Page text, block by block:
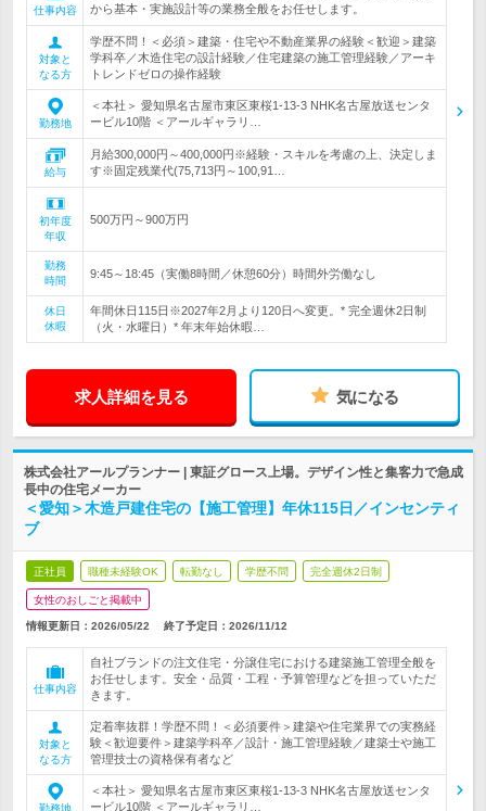
仕事内容
から基本・実施設計等の業務全般をお任せします。
対象と
なる方
学歴不問！＜必須＞建築・住宅や不動産業界の経験＜歓迎＞建築
学科卒／木造住宅の設計経験／住宅建築の施工管理経験／アーキ
トレンドゼロの操作経験
勤務地
＜本社＞ 愛知県名古屋市東区東桜1-13-3 NHK名古屋放送センタ
ービル10階 ＜アールギャラリ…
給与
月給300,000円～400,000円※経験・スキルを考慮の上、決定しま
す※固定残業代(75,713円～100,91…
初年度
年収
500万円～900万円
勤務
時間
9:45～18:45（実働8時間／休憩60分）時間外労働なし
休日
休暇
年間休日115日※2027年2月より120日へ変更。* 完全週休2日制
（火・水曜日）* 年末年始休暇…
求人詳細を見る 気になる
株式会社アールプランナー | 東証グロース上場。デザイン性と集客力で急成
長中の住宅メーカー
＜愛知＞木造戸建住宅の【施工管理】年休115日／インセンティ
ブ
正社員 職種未経験OK 転勤なし 学歴不問 完全週休2日制
女性のおしごと掲載中
情報更新日：2026/05/22 終了予定日： 2026/11/12
仕事内容
自社ブランドの注文住宅・分譲住宅における建築施工管理全般を
お任せします。安全・品質・工程・予算管理などを担っていただ
きます。
対象と
なる方
定着率抜群！学歴不問！＜必須要件＞建築や住宅業界での実務経
験＜歓迎要件＞建築学科卒／設計・施工管理経験／建築士や施工
管理技士の資格保有者など
勤務地
＜本社＞ 愛知県名古屋市東区東桜1-13-3 NHK名古屋放送センタ
ービル10階 ＜アールギャラリ…